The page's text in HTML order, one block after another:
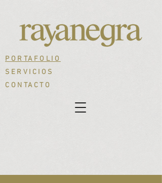
PORTAFOLIO
SERVICIOS
CONTACTO